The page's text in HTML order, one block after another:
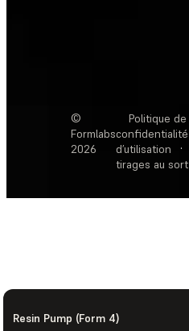
Resin Pump (Form 4)
©
Formlabs
2026
Politique de
confidentialité
d’utilisation
·
tirages au sort